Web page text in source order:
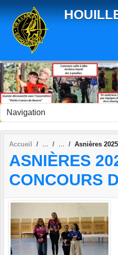
Accueil Asnières
ASNIÈRES
CONCOURS
Panneau de gestion des cookies